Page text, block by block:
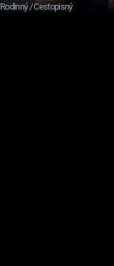
Rodinný / Cestopisný